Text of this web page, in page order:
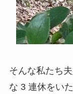
そんな私たち
な 3 連休をい